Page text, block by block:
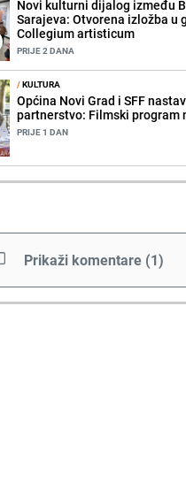
Novi kulturni dijalog između
Sarajeva: Otvorena izložba u
Collegium artisticum
PRIJE 2 DANA
/KULTURA
Općina Novi Grad i SFF
partnerstvo: Filmski program
PRIJE 1 DAN
Prikaži komentare (1)